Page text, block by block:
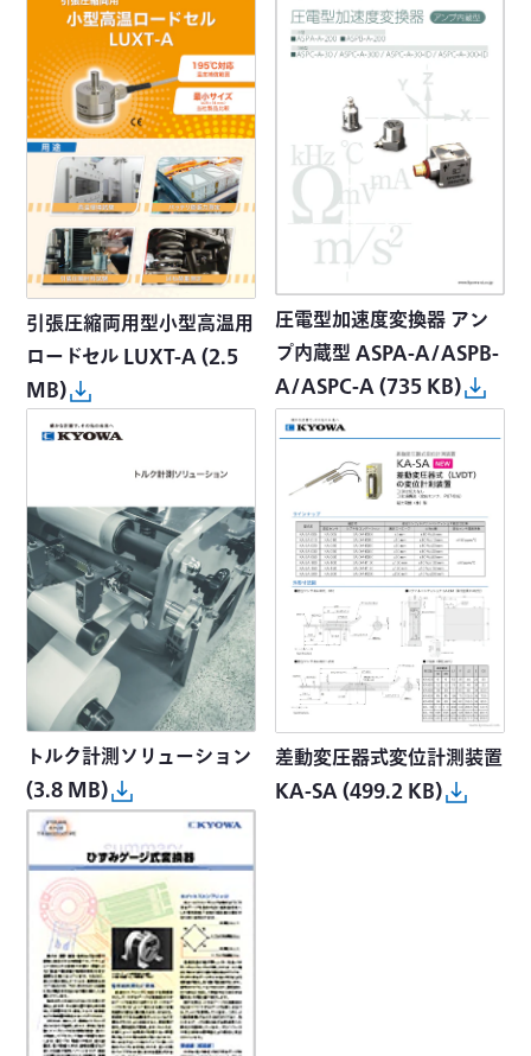
引張圧縮両用型小型高温用
ロードセル LUXT-A(2.5
MB)
圧電型加速度変換器 アン
プ内蔵型 ASPA-A/ASPB-
A/ASPC-A(735 KB)
トルク計測ソリューション
(3.8 MB)
差動変圧器式変位計測装置
KA-SA(499.2 KB)